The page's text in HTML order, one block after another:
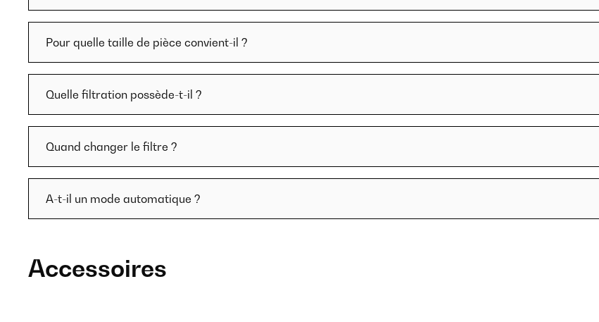
Pour quelle taille de pièce convient-il ?
Quelle filtration possède-t-il ?
Quand changer le filtre ?
A-t-il un mode automatique ?
Accessoires